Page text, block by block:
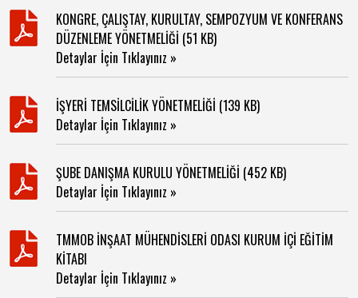
KONGRE, ÇALIŞTAY, KURULTAY, SEMPOZYUM VE KONFERANS
DÜZENLEME YÖNETMELİĞİ (51 KB)
Detaylar İçin Tıklayınız »
İŞYERİ TEMSİLCİLİK YÖNETMELİĞİ (139 KB)
Detaylar İçin Tıklayınız »
ŞUBE DANIŞMA KURULU YÖNETMELİĞİ (452 KB)
Detaylar İçin Tıklayınız »
TMMOB İNŞAAT MÜHENDİSLERİ ODASI KURUM İÇİ EĞİTİM
KİTABI
Detaylar İçin Tıklayınız »